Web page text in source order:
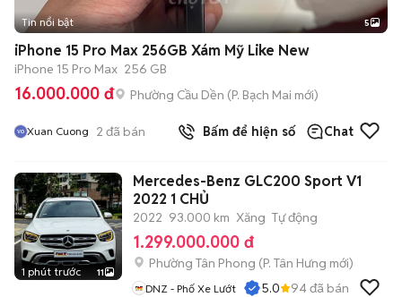
Tin nổi bật 5
iPhone 15 Pro Max 256GB Xám Mỹ Like New
iPhone 15 Pro Max 256 GB
16.000.000 đ Phường Cầu Dền (P. Bạch Mai mới)
Xuan Cuong 2 đã bán Bấm để hiện số Chat
1 phút trước 11
Mercedes-Benz GLC200 Sport V1
2022 1 CHỦ
2022 93.000 km Xăng Tự động
1.299.000.000 đ
Phường Tân Phong (P. Tân Hưng mới)
DNZ - Phố Xe Lướt 5.0 94đã bán